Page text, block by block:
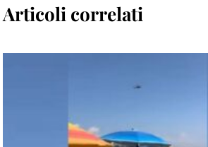
Articoli correlati